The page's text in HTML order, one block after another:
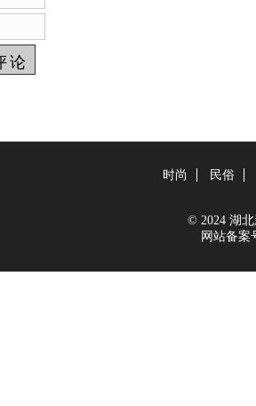
时尚 民俗
© 2024 湖北
网站备案